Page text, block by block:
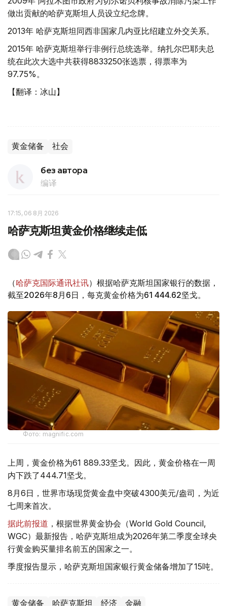
做出贡献的哈萨克斯坦人员设立纪念牌。
2013年 哈萨克斯坦同西非国家几内亚比绍建立外交关系。
2015年 哈萨克斯坦举行非例行总统选举。纳扎尔巴耶夫总
统在此次大选中共获得8833250张选票，得票率为
97.75%。
【翻译：冰山】
黄金储备 社会
без автора
编译
17:15, 06 8月 2026
哈萨克斯坦黄金价格继续走低
（哈萨克国际通讯社讯）根据哈萨克斯坦国家银行的数据，
截至2026年8月6日，每克黄金价格为61 444.62坚戈。
Фото: magnific.com
上周，黄金价格为61 889.33坚戈。因此，黄金价格在一周
内下跌了444.71坚戈。
8月6日，世界市场现货黄金盘中突破4300美元/盎司，为近
七周来首次。
据此前报道 ，根据世界黄金协会（World Gold Council,
WGC）最新报告，哈萨克斯坦成为2026年第二季度全球央
行黄金购买量排名前五的国家之一。
季度报告显示，哈萨克斯坦国家银行黄金储备增加了15吨。
黄金储备 哈萨克斯坦 经济 金融